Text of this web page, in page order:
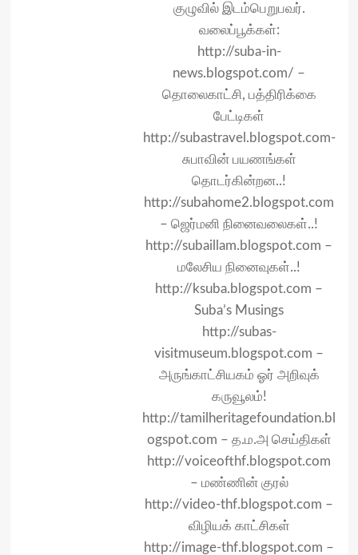
குழுவில் இடம்பெறுபவர்.
வலைப்பூக்கள்:
​http://suba-in-
news.blogspot.com/ –
தொலைகாட்சி, பத்திரிக்கை
பேட்டிகள்
http://subastravel.blogspot.com-
சுபாவின் பயணங்கள்
தொடர்கின்றன..!
http://subahome2.blogspot.com
– ஜெர்மனி நினைவலைகள்..!
http://subaillam.blogspot.com –
மலேசிய நினைவுகள்..!
http://ksuba.blogspot.com –
Suba’s Musings
http://subas-
visitmuseum.blogspot.com –
அருங்காட்சியகம் ஓர் அறிவுக்
கருவூலம்!
http://tamilheritagefoundation.bl
ogspot.com – த.ம.அ செய்திகள்
http://voiceofthf.blogspot.com
– மண்ணின் குரல்
http://video-thf.blogspot.com –
விழியக் காட்சிகள்
http://image-thf.blogspot.com –